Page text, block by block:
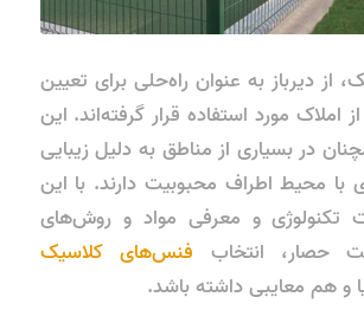
دیرباز به عنوان راه‌حلی برای تعیین
املاک مورد استفاده قرار گرفته‌اند. این
در بسیاری از مناطق به دلیل زیبایی
با محیط اطراف محبوبیت دارند. با این
تکنولوژی و معرفی مواد و روش‌های
حصار، انتخاب فنس‌های کلاسیک
و هم معایبی داشته باشد.